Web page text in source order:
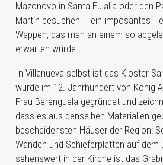
Mazonovo in Santa Eulalia oder den
Martín besuchen – ein imposantes
Wappen, das man an einem so
erwarten würde.
In Villanueva selbst ist das Kloster
wurde im 12. Jahrhundert von König
Frau Berenguela gegründet und
dass es aus denselben Materialien
bescheidensten Häuser der Region:
Wänden und Schieferplatten auf dem
sehenswert in der Kirche ist das